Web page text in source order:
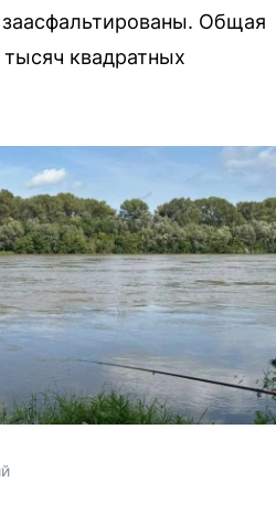
Общая
квадратных